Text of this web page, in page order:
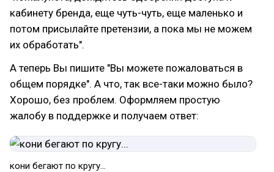
кабинету бренда, еще чуть-чуть, еще маленько и
потом присылайте претензии, а пока мы не можем
их обработать".
А теперь Вы пишите "Вы можете пожаловаться в
общем порядке". А что, так все-таки можно было?
Хорошо, без проблем. Оформляем простую
жалобу в поддержке и получаем ответ:
кони бегают по кругу...